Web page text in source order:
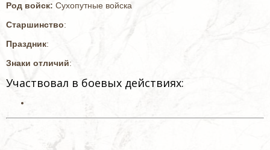
Род войск: Сухопутные войска
Старшинство:
Праздник:
Знаки отличий:
Участвовал в боевых действиях: